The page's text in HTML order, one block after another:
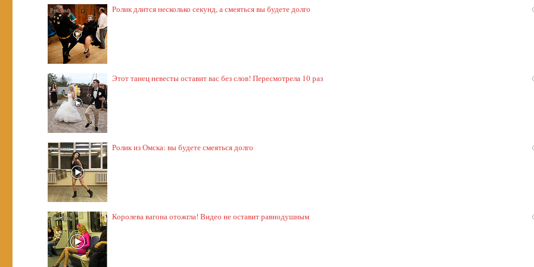
Ролик длится несколько секунд, а смеяться вы будете долго
Этот танец невесты оставит вас без слов! Пересмотрела 10 раз
Ролик из Омска: вы будете смеяться долго
Королева вагона отожгла! Видео не оставит равнодушным